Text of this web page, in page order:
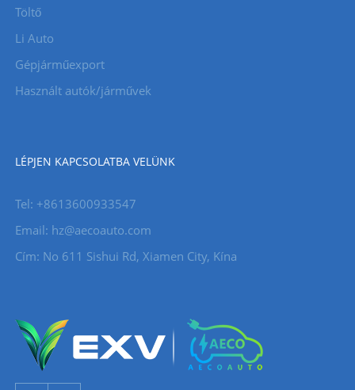
Töltő
Li Auto
Gépjárműexport
Használt autók/járművek
LÉPJEN KAPCSOLATBA VELÜNK
Tel: +8613600933547
Email: hz@aecoauto.com
Cím: No 611 Sishui Rd, Xiamen City, Kína